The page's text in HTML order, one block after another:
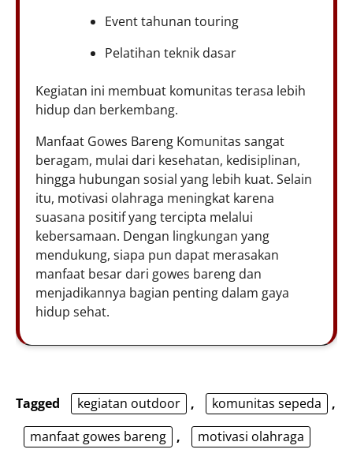
Event tahunan touring
Pelatihan teknik dasar
Kegiatan ini membuat komunitas terasa lebih
hidup dan berkembang.
Manfaat Gowes Bareng Komunitas sangat
beragam, mulai dari kesehatan, kedisiplinan,
hingga hubungan sosial yang lebih kuat. Selain
itu, motivasi olahraga meningkat karena
suasana positif yang tercipta melalui
kebersamaan. Dengan lingkungan yang
mendukung, siapa pun dapat merasakan
manfaat besar dari gowes bareng dan
menjadikannya bagian penting dalam gaya
hidup sehat.
Tagged kegiatan outdoor , komunitas sepeda
,
manfaat gowes bareng
, motivasi olahraga